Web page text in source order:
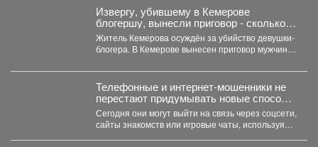
Извергу, убившему в Кемерове
блогершу, вынесли приговор - сколько
ему дали
Житель Кемерова осуждён за убийство девушки-
блогера. В Кемерове вынесен приговор мужчине,
Телефонные и интернет-мошенники не
перестают придумывать новые способы
обмана.
Сегодня они могут выйти на связь через соцсети,
сайты знакомств или игровые чаты, используя